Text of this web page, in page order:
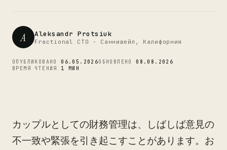
A Aleksandr Protsiuk
Fractional CTO - Саннивейл, Калифорния
ОПУБЛИКОВАНО06.05.2026ОБНОВЛЕНО08.08.2026
ВРЕМЯ ЧТЕНИЯ 1 МИН
カップルとしての財務管理は、しばしば意見の
不一致や緊張を引き起こすことがあります。お